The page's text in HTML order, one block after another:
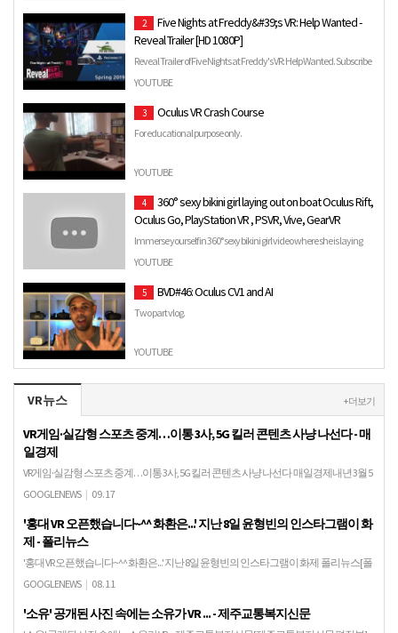
2
Five Nights at Freddy&#39;s VR: Help Wanted -
Reveal Trailer [HD 1080P]
Reveal Trailer of Five Nights at Freddy's VR: Help Wanted. Subscribe
for all the latest trailers and gameplay: http://go…
YOUTUBE
3 Oculus VR Crash Course
For educational purpose only.
YOUTUBE
4
360° sexy bikini girl laying out on boat Oculus Rift,
Oculus Go, PlayStation VR , PSVR, Vive, GearVR
Immerse yourself in 360° sexy bikini girl video where she is laying
out on boat. A perfect sexy girlfriend virtual reali…
YOUTUBE
5 BVD#46: Oculus CV1 and AI
Two part vlog.
YOUTUBE
VR뉴스 + 더보기
VR게임·실감형 스포츠 중계…이통 3사, 5G 킬러 콘텐츠 사냥 나선다 - 매
일경제
VR게임·실감형 스포츠 중계…이통 3사, 5G 킬러 콘텐츠 사냥 나선다 매일경제내년 3월 5
세대 이동통신(5G) 상용화가 가시화되면서 이동통신사들이 5G를 활용한 `킬러 콘텐
GOOGLENEWS | 09.17
'홍대 VR 오픈했습니다~^^ 화환은...' 지난 8일 윤형빈의 인스타그램이 화
제 - 폴리뉴스
'홍대 VR 오픈했습니다~^^ 화환은...' 지난 8일 윤형빈의 인스타그램이 화제 폴리뉴스[폴
리뉴스=이광수 기자] 윤형빈이 본인의 인스타그램을 통해 팬들과 소통하는 모습이 화
GOOGLENEWS | 08.11
'소유' 공개된 사진 속에는 소유가 VR ... - 제주교통복지신문